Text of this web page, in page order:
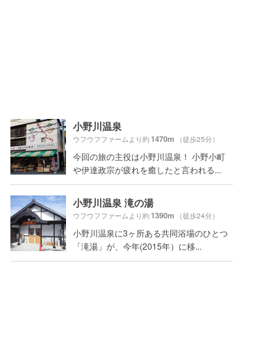
小野川温泉
ウフウフファームより約1470m （徒歩25分）
今回の旅の主役は小野川温泉！ 小野小町
や伊達政宗が疲れを癒したと言われる...
小野川温泉 滝の湯
ウフウフファームより約1390m （徒歩24分）
小野川温泉に3ヶ所ある共同浴場のひとつ
「滝湯」が、今年(2015年）に移...